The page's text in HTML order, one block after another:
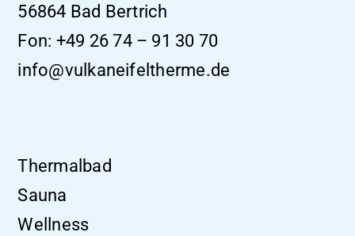
56864 Bad Bertrich
Fon: +49 26 74 – 91 30 70
info@vulkaneifeltherme.de
Thermalbad
Sauna
Wellness